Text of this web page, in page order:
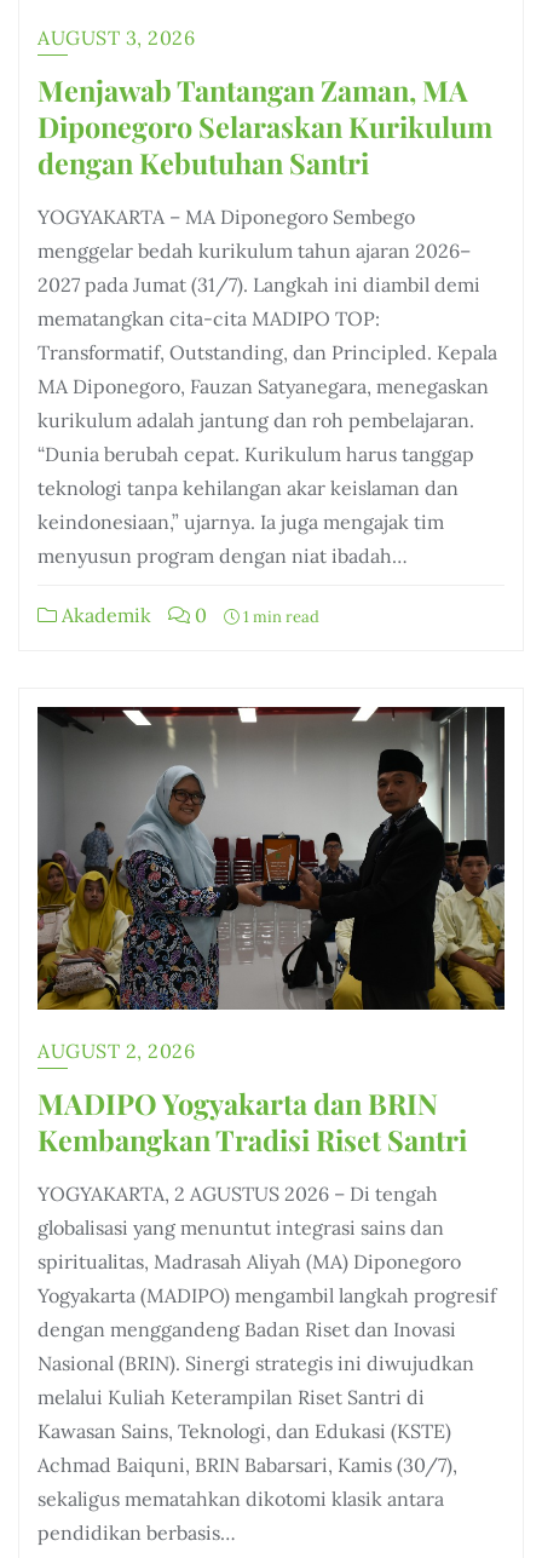
AUGUST 3, 2026
Menjawab Tantangan Zaman, MA
Diponegoro Selaraskan Kurikulum
dengan Kebutuhan Santri
YOGYAKARTA – MA Diponegoro Sembego
menggelar bedah kurikulum tahun ajaran 2026–
2027 pada Jumat (31/7). Langkah ini diambil demi
mematangkan cita-cita MADIPO TOP:
Transformatif, Outstanding, dan Principled. Kepala
MA Diponegoro, Fauzan Satyanegara, menegaskan
kurikulum adalah jantung dan roh pembelajaran.
“Dunia berubah cepat. Kurikulum harus tanggap
teknologi tanpa kehilangan akar keislaman dan
keindonesiaan,” ujarnya. Ia juga mengajak tim
menyusun program dengan niat ibadah…
Akademik 0 1 min read
AUGUST 2, 2026
MADIPO Yogyakarta dan BRIN
Kembangkan Tradisi Riset Santri
YOGYAKARTA, 2 AGUSTUS 2026 – Di tengah
globalisasi yang menuntut integrasi sains dan
spiritualitas, Madrasah Aliyah (MA) Diponegoro
Yogyakarta (MADIPO) mengambil langkah progresif
dengan menggandeng Badan Riset dan Inovasi
Nasional (BRIN). Sinergi strategis ini diwujudkan
melalui Kuliah Keterampilan Riset Santri di
Kawasan Sains, Teknologi, dan Edukasi (KSTE)
Achmad Baiquni, BRIN Babarsari, Kamis (30/7),
sekaligus mematahkan dikotomi klasik antara
pendidikan berbasis…